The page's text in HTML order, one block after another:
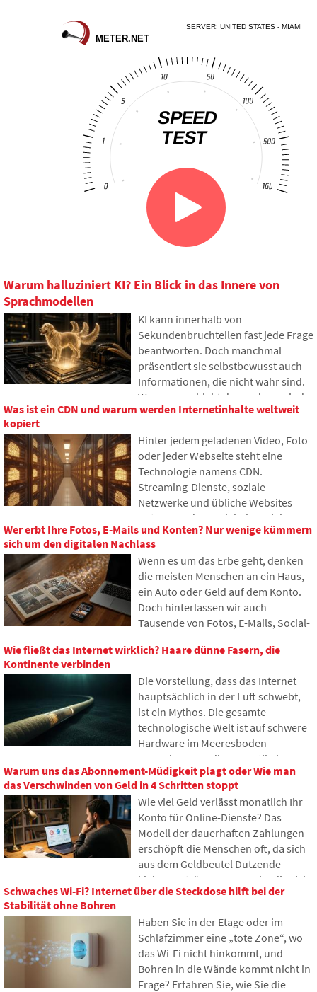
Warum halluziniert KI? Ein Blick in das Innere von
Sprachmodellen
KI kann innerhalb von
Sekundenbruchteilen fast jede Frage
beantworten. Doch manchmal
präsentiert sie selbstbewusst auch
Informationen, die nicht wahr sind.
Warum geschieht das und was sind
sogenannte KI-Halluzinationen? Im
Sprachmodelle funktionieren,
warum sie gelegentlich falsche
Antworten generieren und wie
Entwickler versuchen, dieses
Problem nach und nach zu
Was ist ein CDN und warum werden Internetinhalte weltweit
kopiert
Hinter jedem geladenen Video, Foto
oder jeder Webseite steht eine
Technologie namens CDN.
Streaming-Dienste, soziale
Netzwerke und übliche Websites
nutzen es, dennoch haben viele
Menschen noch nie davon gehört. Im
Artikel erklären wir, wofür diese
Abkürzung steht, wie sie
funktioniert, warum Internetinhalte
an verschiedenen Orten der Welt
gespeichert werden und warum das
heutige Internet kaum ohne sie
Wer erbt Ihre Fotos, E-Mails und Konten? Nur wenige kümmern
sich um den digitalen Nachlass
Wenn es um das Erbe geht, denken
die meisten Menschen an ein Haus,
ein Auto oder Geld auf dem Konto.
Doch hinterlassen wir auch
Tausende von Fotos, E-Mails, Social-
Media-Konten oder Daten, die in der
Cloud gespeichert sind. Was passiert
erhält Zugriff darauf? In diesem
Artikel betrachten wir, wie digitales
Erbe funktioniert, warum
Hinterbliebene mit den Daten
Probleme haben könnten und wie
Online-Spuren bringen kann.
Wie fließt das Internet wirklich? Haare dünne Fasern, die
Kontinente verbinden
Die Vorstellung, dass das Internet
hauptsächlich in der Luft schwebt,
ist ein Mythos. Die gesamte
technologische Welt ist auf schwere
Hardware im Meeresboden
angewiesen. In diesem Artikel
werden wir die Technologie der
Unterseekabel diskutieren. Sie
erfahren, wie Glasfasern
funktionieren, was das Verlegen von
Schiffen erfordert und wie sich die
Tiefen der Ozeane zu einem
geopolitischen Schlachtfeld
Warum uns das Abonnement-Müdigkeit plagt oder Wie man
das Verschwinden von Geld in 4 Schritten stoppt
Wie viel Geld verlässt monatlich Ihr
Konto für Online-Dienste? Das
Modell der dauerhaften Zahlungen
erschöpft die Menschen oft, da sich
aus dem Geldbeutel Dutzende
kleiner Beträge ansammeln, die sich
allmählich zu unerwartet hohen
stützen wir uns auf frische Daten aus
dem Jahr 2026, zeigen den enormen
Unterschied zwischen unseren
Schätzungen und der Realität und
bieten vier konkrete Schritte an, um
Schwaches Wi-Fi? Internet über die Steckdose hilft bei der
Stabilität ohne Bohren
Haben Sie in der Etage oder im
Schlafzimmer eine „tote Zone“, wo
das Wi-Fi nicht hinkommt, und
Bohren in die Wände kommt nicht in
Frage? Erfahren Sie, wie Sie die